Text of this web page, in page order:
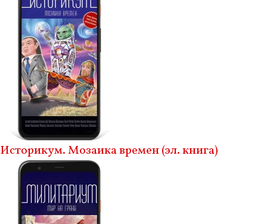
Историкум. Мозаика времен (эл. книга)